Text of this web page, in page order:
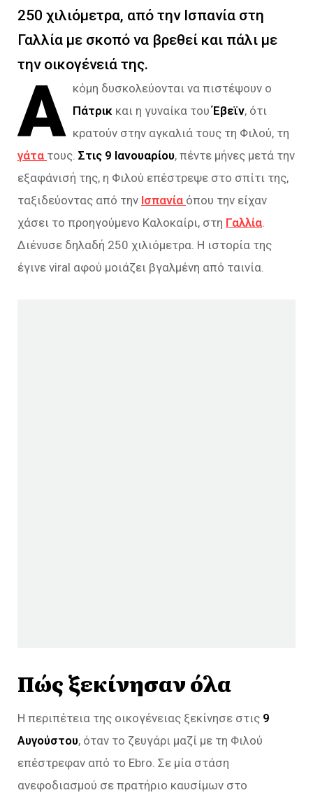
250 χιλιόμετρα, από την Ισπανία στη
Γαλλία με σκοπό να βρεθεί και πάλι με
την οικογένειά της.
Α κόμη δυσκολεύονται να πιστέψουν ο
Πάτρικ και η γυναίκα τουΈβεϊν, ότι
κρατούν στην αγκαλιά τους τη Φιλού, τη
γάτα τους. Στις 9 Ιανουαρίου, πέντε μήνες μετά την
εξαφάνισή της, η Φιλού επέστρεψε στο σπίτι της,
ταξιδεύοντας από την Ισπανία όπου την είχαν
χάσει το προηγούμενο Καλοκαίρι, στη Γαλλία.
Διένυσε δηλαδή 250 χιλιόμετρα. Η ιστορία της
έγινε viral αφού μοιάζει βγαλμένη από ταινία.
Πώς ξεκίνησαν όλα
Η περιπέτεια της οικογένειας ξεκίνησε στις 9
Αυγούστου, όταν το ζευγάρι μαζί με τη Φιλού
επέστρεφαν από το Ebro. Σε μία στάση
ανεφοδιασμού σε πρατήριο καυσίμων στο